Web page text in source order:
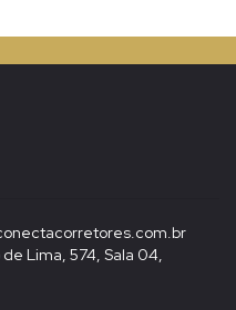
de Lima, 574, Sala 04,